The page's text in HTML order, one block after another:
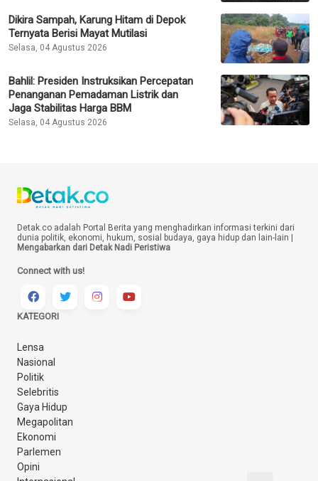
Dikira Sampah, Karung Hitam di Depok
Ternyata Berisi Mayat Mutilasi
Selasa, 04 Agustus 2026
Bahlil: Presiden Instruksikan Percepatan
Penanganan Pemadaman Listrik dan
Jaga Stabilitas Harga BBM
Selasa, 04 Agustus 2026
Detak.co adalah Portal Berita yang menghadirkan informasi terkini dari
dunia politik, ekonomi, hukum, sosial budaya, gaya hidup dan lain-lain |
Mengabarkan dari Detak Nadi Peristiwa
Connect with us!
KATEGORI
Lensa
Nasional
Politik
Selebritis
Gaya Hidup
Megapolitan
Ekonomi
Parlemen
Opini